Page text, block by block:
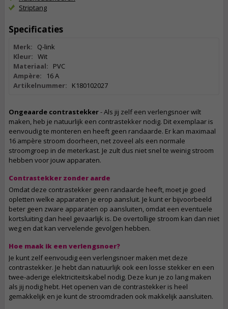
Striptang
Specificaties
Merk:
Q-link
Kleur: Wit
Materiaal:
PVC
Ampère:
16 A
Artikelnummer:
K180102027
Ongeaarde contrastekker- Als jij zelf een verlengsnoer wilt
maken, heb je natuurlijk een contrastekker nodig. Dit exemplaar is
eenvoudig te monteren en heeft geen randaarde. Er kan maximaal
16 ampère stroom doorheen, net zoveel als een normale
stroomgroep in de meterkast. Je zult dus niet snel te weinig stroom
hebben voor jouw apparaten.
Contrastekker zonder aarde
Omdat deze contrastekker geen randaarde heeft, moet je goed
opletten welke apparaten je erop aansluit. Je kunt er bijvoorbeeld
beter geen zware apparaten op aansluiten, omdat een eventuele
kortsluiting dan heel gevaarlijk is. De overtollige stroom kan dan niet
weg en dat kan vervelende gevolgen hebben.
Hoe maak ik een verlengsnoer?
Je kunt zelf eenvoudig een verlengsnoer maken met deze
contrastekker. Je hebt dan natuurlijk ook een losse stekker en een
twee-aderige elektriciteitskabel nodig. Deze kun je zo lang maken
als jij nodig hebt. Het openen van de contrastekker is heel
gemakkelijk en je kunt de stroomdraden ook makkelijk aansluiten.